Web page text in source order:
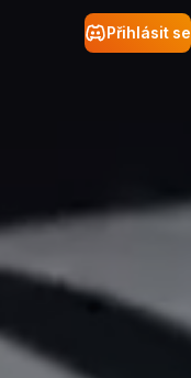
Přihlásit se